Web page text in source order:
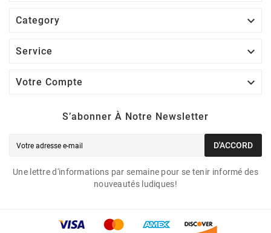
Category 
Service 
Votre Compte 
S’abonner À Notre Newsletter
D'ACCORD
Une lettre d'informations par semaine pour se tenir informé des
nouveautés ludiques!